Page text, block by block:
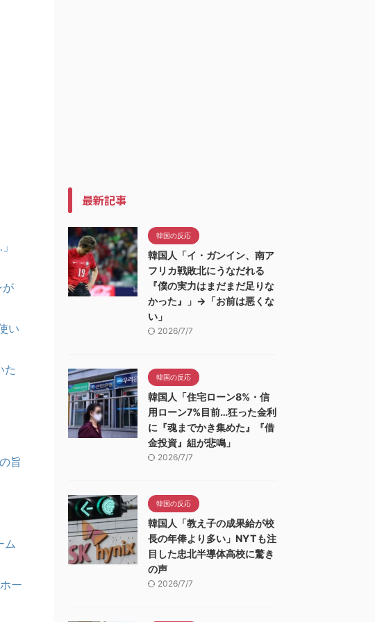
が
い
た
旨
ム
ー
最新記事
韓国の反応
韓国人「イ・ガンイン、南ア
フリカ戦敗北にうなだれる
『僕の実力はまだまだ足りな
かった』」→「お前は悪くな
い」
2026/7/7
韓国の反応
韓国人「住宅ローン8%・信
用ローン7%目前…狂った金利
に『魂までかき集めた』『借
金投資』組が悲鳴」
2026/7/7
韓国の反応
韓国人「教え子の成果給が校
長の年俸より多い」NYTも注
目した忠北半導体高校に驚き
の声
2026/7/7